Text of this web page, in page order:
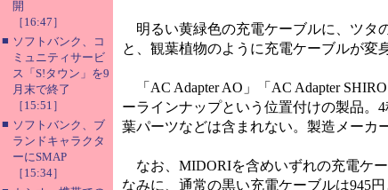
開
［16:47］
■ ソフトバンク、コ
ミュニティサービ
ス「S!タウン」を9
月末で終了
［15:51］
■ ソフトバンク、ブ
ランドキャラクタ
ーにSMAP
［15:34］
明るい黄緑色の充電ケーブルに、ツタ
と、観葉植物のように充電ケーブルが変
「AC Adapter AO」「AC Adapter
ーラインナップという位置付けの製品。
葉パーツなどは含まれない。製造メーカ
なお、MIDORIを含めいずれの充電ケ
なみに、通常の黒い充電ケーブルは945円